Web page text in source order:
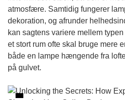
atmosfære. Samtidig fungerer
dekoration, og afrunder
kan sagtens variere mellem
et stort rum ofte skal bruge mere
både en lampe hængende fra
på gulvet.